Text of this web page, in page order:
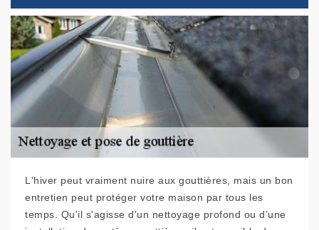
L'hiver peut vraiment nuire aux gouttières, mais un bon
entretien peut protéger votre maison par tous les
temps. Qu'il s'agisse d'un nettoyage profond ou d’une